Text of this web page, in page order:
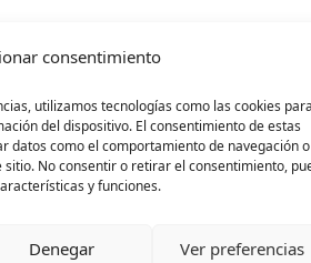
consentimiento
utilizamos tecnologías como las cookies para
del dispositivo. El consentimiento de estas
datos como el comportamiento de navegación o
sitio. No consentir o retirar el consentimiento,
y funciones.
Denegar Ver preferencias
obligatorios están